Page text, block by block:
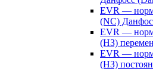
EVR —
(NC)
EVR —
(НЗ)
EVR —
(НЗ)